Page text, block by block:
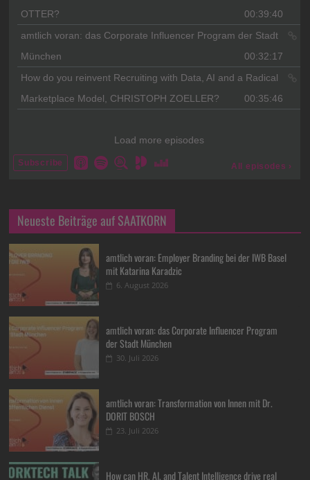
Neueste Beiträge auf SAATKORN
amtlich voran: Employer Branding bei der IWB Basel
mit Katarina Karadzic
6. August 2026
amtlich voran: das Corporate Influencer Program
der Stadt München
30. Juli 2026
amtlich voran: Transformation von Innen mit Dr.
DORIT BOSCH
23. Juli 2026
How can HR, AI, and Talent Intelligence drive real